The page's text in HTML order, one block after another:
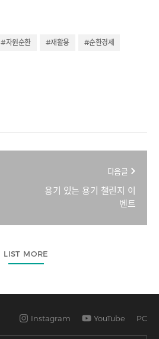
#자원순환 #재활용 #순환경제
다음글
용기 있는 용기 챌린지 이
벤트
LIST MORE
Instagram YouTube PC